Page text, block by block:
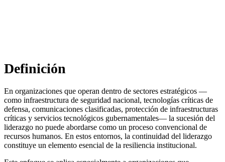
Definición
En organizaciones que operan dentro de sectores estratégicos —
como infraestructura de seguridad nacional, tecnologías críticas de
defensa, comunicaciones clasificadas, protección de infraestructuras
críticas y servicios tecnológicos gubernamentales— la sucesión del
liderazgo no puede abordarse como un proceso convencional de
recursos humanos. En estos entornos, la continuidad del liderazgo
constituye un elemento esencial de la resiliencia institucional.